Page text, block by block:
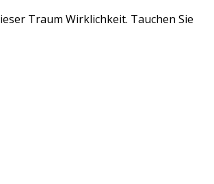
Traum Wirklichkeit. Tauchen Sie